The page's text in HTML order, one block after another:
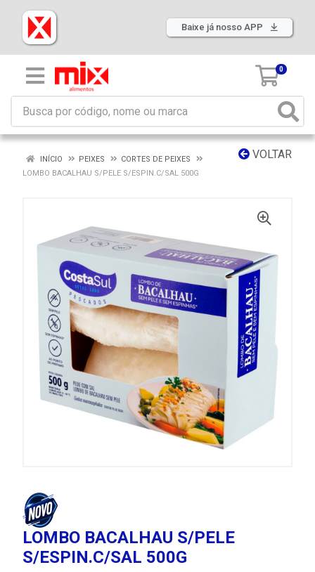
Baixe já nosso APP
0
VOLTAR
INÍCIO PEIXES
CORTES DE PEIXES
LOMBO BACALHAU S/PELE S/ESPIN.C/SAL 500G
LOMBO BACALHAU S/PELE
S/ESPIN.C/SAL 500G